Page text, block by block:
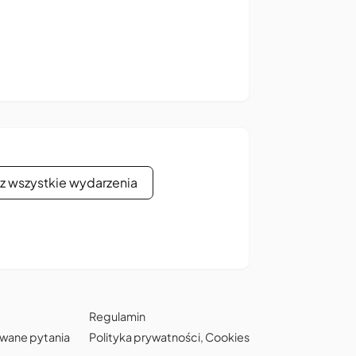
wszystkie wydarzenia
pytania
Regulamin
Polityka prywatności, Cookies